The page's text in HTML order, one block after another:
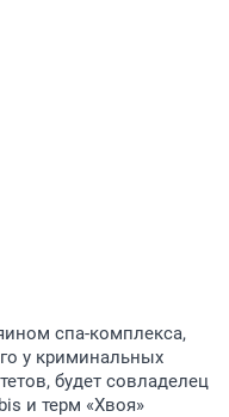
спа-комплекса,
у криминальных
будет совладелец
и терм «Хвоя»